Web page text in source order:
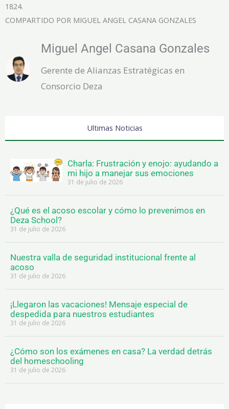
1824.
COMPARTIDO POR MIGUEL ANGEL CASANA GONZALES
Miguel Angel Casana Gonzales
Gerente de Alianzas Estratégicas en
Consorcio Deza
Ultimas Noticias
Charla: Frustración y enojo: ayudando a
mi hijo a manejar sus emociones
31 de julio de 2026
¿Qué es el acoso escolar y cómo lo prevenimos en
Deza School?
31 de julio de 2026
Nuestra valla de seguridad institucional frente al
acoso
31 de julio de 2026
¡Llegaron las vacaciones! Mensaje especial de
despedida para nuestros estudiantes
31 de julio de 2026
¿Cómo son los exámenes en casa? La verdad detrás
del homeschooling
31 de julio de 2026